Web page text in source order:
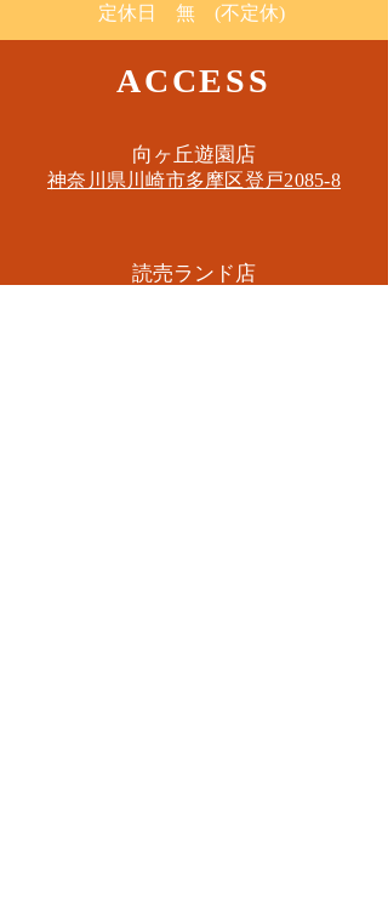
定休日 無 (不定休)
ACCESS
​向ヶ丘遊園店
神奈川県川崎市多摩区​登戸2085-8
​読売ランド店